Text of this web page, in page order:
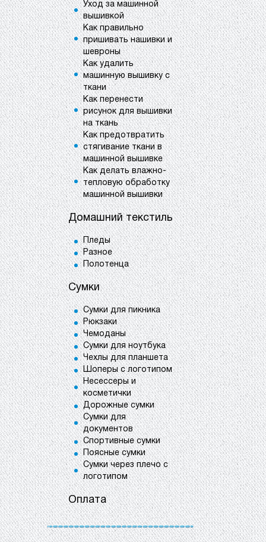
Уход за машинной
вышивкой
Как правильно
пришивать нашивки и
шевроны
Как удалить
машинную вышивку с
ткани
Как перенести
рисунок для вышивки
на ткань
Как предотвратить
стягивание ткани в
машинной вышивке
Как делать влажно-
тепловую обработку
машинной вышивки
Домашний текстиль
Пледы
Разное
Полотенца
Сумки
Сумки для пикника
Рюкзаки
Чемоданы
Сумки для ноутбука
Чехлы для планшета
Шоперы с логотипом
Несессеры и
косметички
Дорожные сумки
Сумки для
документов
Спортивные сумки
Поясные сумки
Сумки через плечо с
логотипом
Оплата